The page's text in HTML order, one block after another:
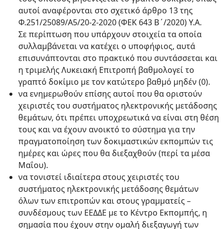
αυτοί αναφέρονται στο σχετικό άρθρο 13 της
Φ.251/25089/Α5/20-2-2020 (ΦΕΚ 643 Β΄/2020) Υ.Α.
Σε περίπτωση που υπάρχουν στοιχεία τα οποία
συλλαμβάνεται να κατέχει ο υποφήφιος, αυτά
επισυνάπτονται στο πρακτικό που συντάσσεται και
η τριμελής Λυκειακή Επιτροπή βαθμολογεί το
γραπτό δοκίμιο με τον κατώτερο βαθμό μηδέν (0).
να ενημερωθούν επίσης αυτοί που θα οριστούν
χειριστές του συστήματος ηλεκτρονικής μετάδοσης
θεμάτων, ότι πρέπει υποχρεωτικά να είναι στη θέση
τους και να έχουν ανοικτό το σύστημα για την
πραγματοποίηση των δοκιμαστικών εκπομπών τις
ημέρες και ώρες που θα διεξαχθούν (περί τα μέσα
Μαΐου).
να τονιστεί ιδιαίτερα στους χειριστές του
συστήματος ηλεκτρονικής μετάδοσης θεμάτων
όλων των επιτροπών και στους γραμματείς –
συνδέσμους των ΕΕΔΔΕ με το Κέντρο Εκπομπής, η
σημασία που έχουν στην ομαλή διεξαγωγή των